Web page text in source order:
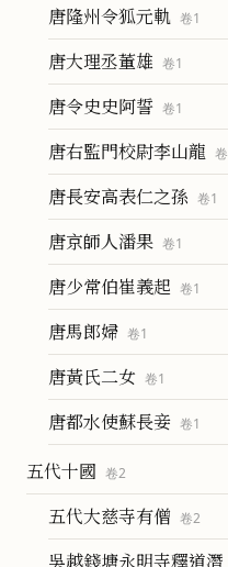
唐隆州令狐元軌 卷1
唐大理丞董雄 卷1
唐令史史阿誓 卷1
唐右監門校尉李山龍 卷
唐長安高表仁之孫 卷1
唐京師人潘果 卷1
唐少常伯崔義起 卷1
唐馬郎婦 卷1
唐黃氏二女 卷1
唐都水使蘇長妾 卷1
五代十國 卷2
五代大慈寺有僧 卷2
吳越錢塘永明寺釋道潛